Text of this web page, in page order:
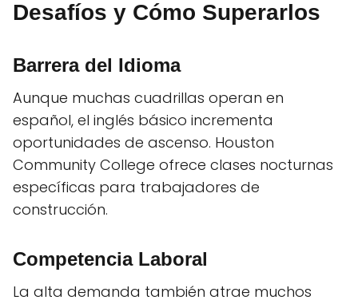
Desafíos y Cómo Superarlos
Barrera del Idioma
Aunque muchas cuadrillas operan en
español, el inglés básico incrementa
oportunidades de ascenso. Houston
Community College ofrece clases nocturnas
específicas para trabajadores de
construcción.
Competencia Laboral
La alta demanda también atrae muchos